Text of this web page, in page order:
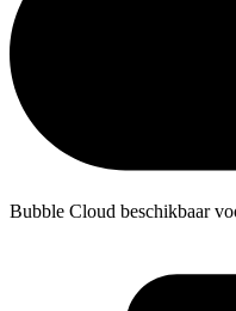
Bubble Cloud beschikbaar